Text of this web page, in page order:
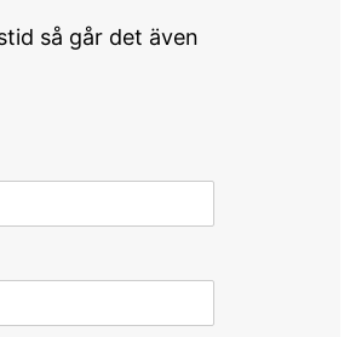
så går det även